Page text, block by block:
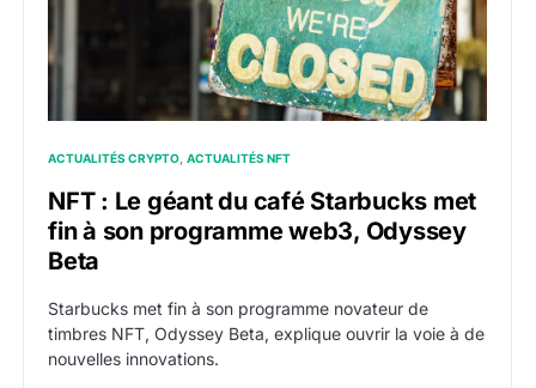
ACTUALITÉS CRYPTO ACTUALITÉS NFT
NFT : Le géant du café Starbucks met
fin à son programme web3, Odyssey
Beta
Starbucks met fin à son programme novateur de
timbres NFT, Odyssey Beta, explique ouvrir la voie à de
nouvelles innovations.